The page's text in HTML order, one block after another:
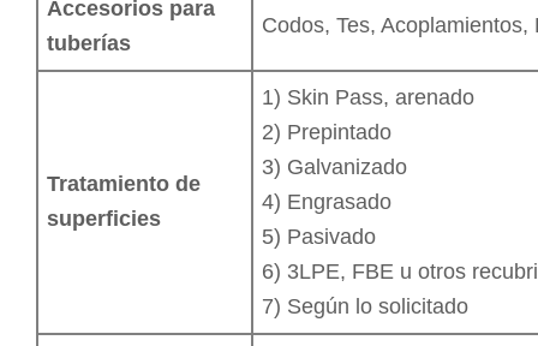
Accesorios para
tuberías
Codos, Tes,
Tratamiento de
superficies
1) Skin Pass, arenado
2) Prepintado
3) Galvanizado
4) Engrasado
5) Pasivado
6) 3LPE, FBE u otros
7) Según lo solicitado